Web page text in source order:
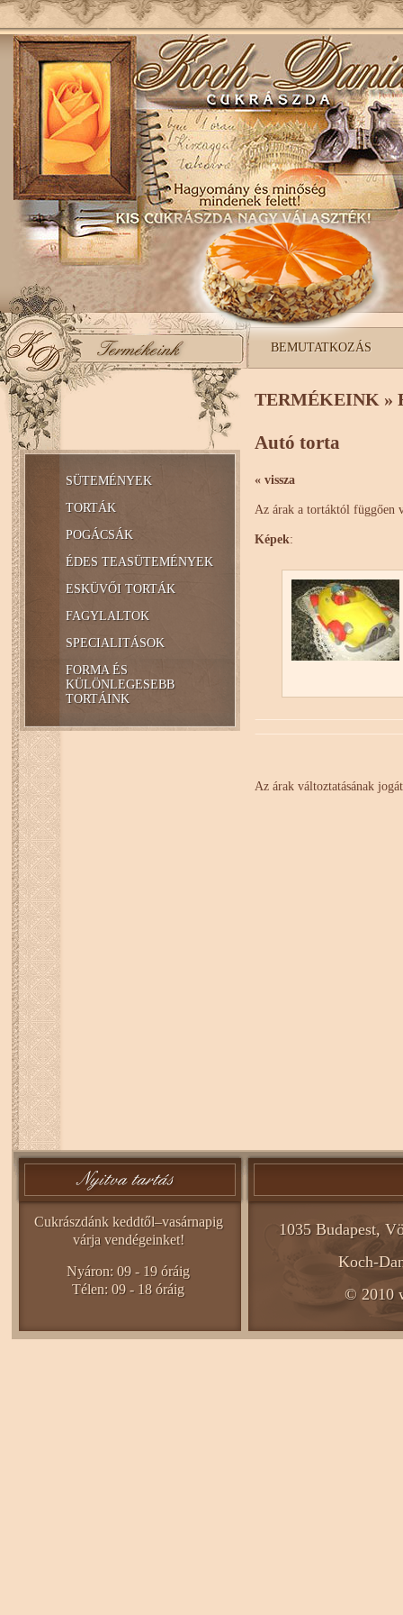
BEMUTATKOZÁS
SÜTEMÉNYEK
TORTÁK
POGÁCSÁK
ÉDES TEASÜTEMÉNYEK
ESKÜVŐI TORTÁK
FAGYLALTOK
SPECIALITÁSOK
FORMA ÉS
KÜLÖNLEGESEBB
TORTÁINK
TERMÉKEINK »
Autó torta
« vissza
Az árak a tortáktól függően
Képek:
Az árak változtatásának
Cukrászdánk keddtől–vasárnapig
várja vendégeinket!
Nyáron: 09 - 19 óráig
Télen: 09 - 18 óráig
1035 Budapest,
Koch-
© 2010